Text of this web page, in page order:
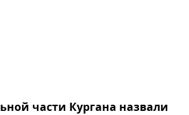
части Кургана назвали